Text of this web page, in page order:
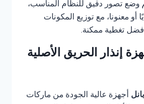
وضع تصور دقيق للنظام المناسب،
أو معنونا، مع توزيع المكونات
تغطية ممكنة.
أجهزة عالية الجودة من ماركات